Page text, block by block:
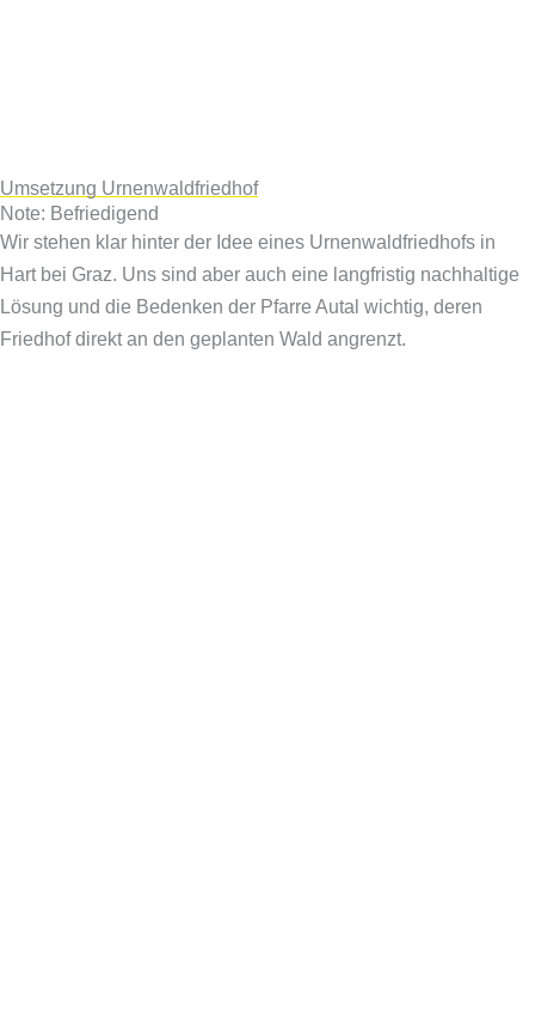
Umsetzung Urnenwaldfriedhof
Note: Befriedigend
Wir stehen klar hinter der Idee eines Urnenwaldfriedhofs in
Hart bei Graz. Uns sind aber auch eine langfristig nachhaltige
Lösung und die Bedenken der Pfarre Autal wichtig, deren
Friedhof direkt an den geplanten Wald angrenzt.